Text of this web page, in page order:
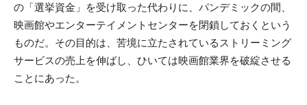
の「選挙資金」を受け取った代わりに、パンデミックの間、
映画館やエンターテイメントセンターを閉鎖しておくという
ものだ。その目的は、苦境に立たされているストリーミング
サービスの売上を伸ばし、ひいては映画館業界を破綻させる
ことにあった。